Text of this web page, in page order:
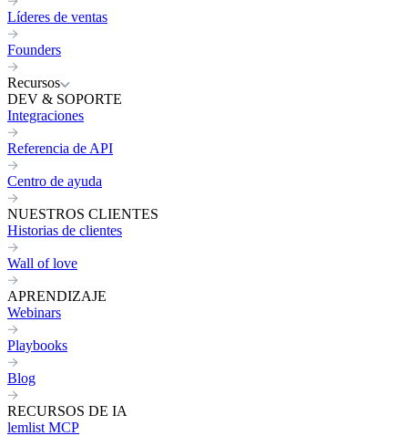
Líderes de ventas
Founders
Recursos
DEV & SOPORTE
Integraciones
Referencia de API
Centro de ayuda
NUESTROS CLIENTES
Historias de clientes
Wall of love
APRENDIZAJE
Webinars
Playbooks
Blog
RECURSOS DE IA
lemlist MCP